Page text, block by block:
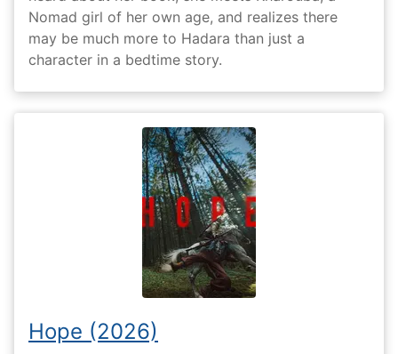
Nomad girl of her own age, and realizes there
may be much more to Hadara than just a
character in a bedtime story.
Hope (2026)